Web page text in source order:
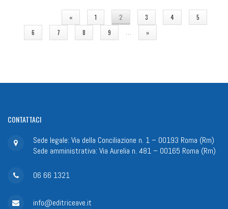
« 1 2 3 4
5
6
7 8 9 … »
CONTATTACI
Sede legale: Via della Conciliazione n. 1 – 00193 Roma (Rm)
Sede amministrativa: Via Aurelia n. 481 – 00165 Roma (Rm)
06 66 1321
info@editriceave.it